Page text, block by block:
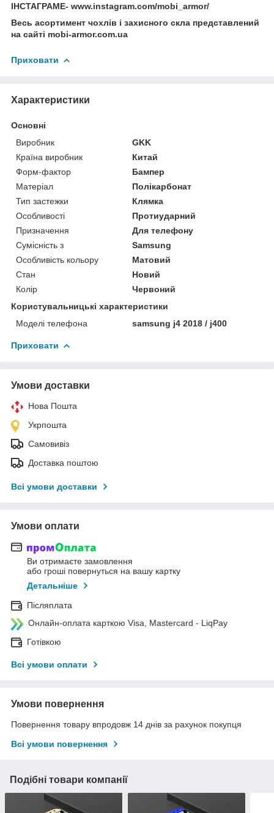
ІНСТАГРАМЕ- www.instagram.com/mobi_armor/
Весь асортимент чохлів і захисного скла представлений
на сайті mobi-armor.com.ua
Приховати
Характеристики
Основні
Виробник
GKK
Країна виробник
Китай
Форм-фактор
Бампер
Матеріал
Полікарбонат
Тип застежки
Клямка
Особливості
Протиударний
Призначення
Для телефону
Сумісність з
Samsung
Особливість кольору
Матовий
Стан
Новий
Колір
Червоний
Користувальницькі характеристики
Моделі телефона
samsung j4 2018 / j400
Приховати
Умови доставки
Нова Пошта
Укрпошта
Самовивіз
Доставка поштою
Всі умови доставки
Умови оплати
Ви отримаєте замовлення
або гроші повернуться на вашу картку
Детальніше
Післяплата
Онлайн-оплата карткою Visa, Mastercard - LiqPay
Готівкою
Всі умови оплати
Умови повернення
Повернення товару впродовж 14 днів за рахунок покупця
Всі умови повернення
Подібні товари компанії